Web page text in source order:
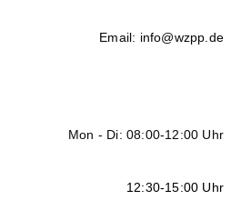
Email: info@wzpp.de
Mon - Di: 08:00-12:00 Uhr
12:30-15:00 Uhr